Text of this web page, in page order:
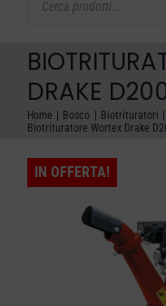
OFFERTE DEL MESE
NOLEGGIO
search
DRAKE
Home Bosco Biotrituratori
Biotrituratore Wortex Drake
IN OFFERTA!